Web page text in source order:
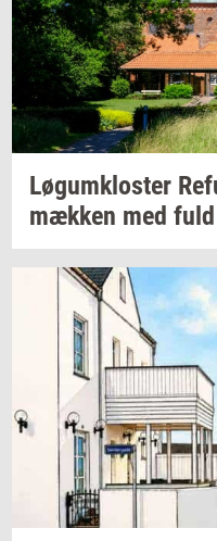
Løgum­klo­ster
mæk­ken med fuld